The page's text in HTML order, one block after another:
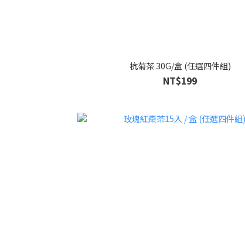
杭菊茶 30G/盒 (任選四件組)
NT$199